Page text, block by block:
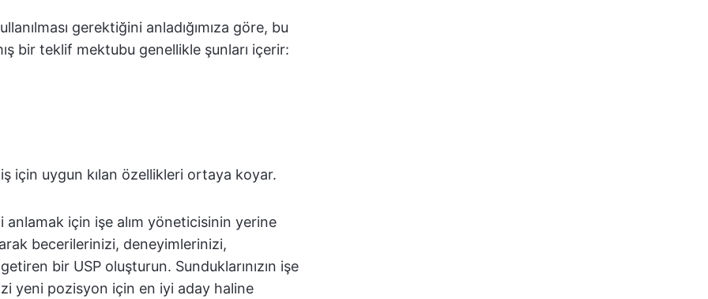
gerektiğini anladığımıza göre, bu
bir teklif mektubu genellikle şunları içerir:
için uygun kılan özellikleri ortaya koyar.
için işe alım yöneticisinin yerine
becerilerinizi, deneyimlerinizi,
bir USP oluşturun. Sunduklarınızın işe
yeni pozisyon için en iyi aday haline